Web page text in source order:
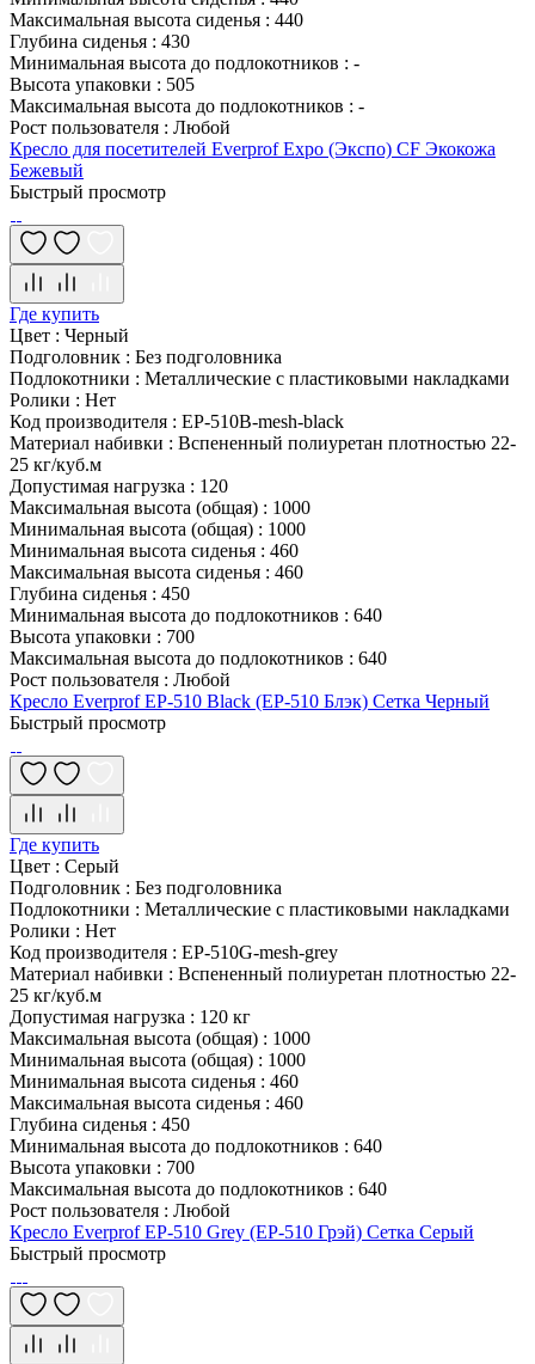
Максимальная высота сиденья : 440
Глубина сиденья : 430
Минимальная высота до подлокотников : -
Высота упаковки : 505
Максимальная высота до подлокотников : -
Рост пользователя : Любой
Кресло для посетителей Everprof Expo (Экспо) CF Экокожа
Бежевый
Быстрый просмотр
Где купить
Цвет : Черный
Подголовник : Без подголовника
Подлокотники : Металлические с пластиковыми накладками
Ролики : Нет
Код производителя : EP-510B-mesh-black
Материал набивки : Вспененный полиуретан плотностью 22-
25 кг/куб.м
Допустимая нагрузка : 120
Максимальная высота (общая) : 1000
Минимальная высота (общая) : 1000
Минимальная высота сиденья : 460
Максимальная высота сиденья : 460
Глубина сиденья : 450
Минимальная высота до подлокотников : 640
Высота упаковки : 700
Максимальная высота до подлокотников : 640
Рост пользователя : Любой
Кресло Everprof EP-510 Black (EP-510 Блэк) Сетка Черный
Быстрый просмотр
Где купить
Цвет : Серый
Подголовник : Без подголовника
Подлокотники : Металлические с пластиковыми накладками
Ролики : Нет
Код производителя : EP-510G-mesh-grey
Материал набивки : Вспененный полиуретан плотностью 22-
25 кг/куб.м
Допустимая нагрузка : 120 кг
Максимальная высота (общая) : 1000
Минимальная высота (общая) : 1000
Минимальная высота сиденья : 460
Максимальная высота сиденья : 460
Глубина сиденья : 450
Минимальная высота до подлокотников : 640
Высота упаковки : 700
Максимальная высота до подлокотников : 640
Рост пользователя : Любой
Кресло Everprof EP-510 Grey (EP-510 Грэй) Сетка Серый
Быстрый просмотр